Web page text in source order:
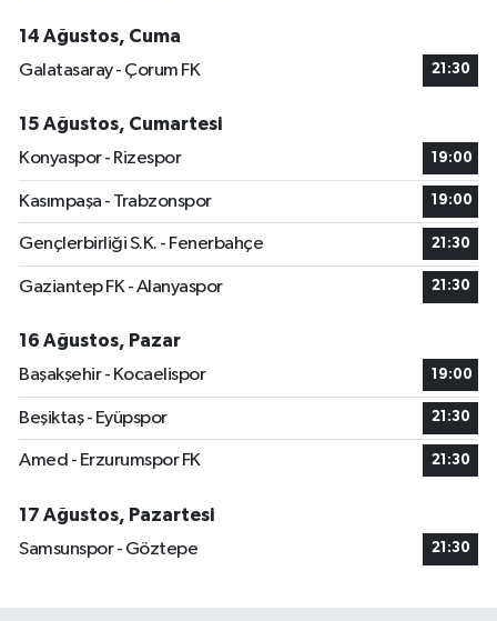
14 Ağustos, Cuma
Galatasaray - Çorum FK
21:30
15 Ağustos, Cumartesi
Konyaspor - Rizespor
19:00
Kasımpaşa - Trabzonspor 19:00
Gençlerbirliği S.K. - Fenerbahçe 21:30
Gaziantep FK - Alanyaspor 21:30
16 Ağustos, Pazar
Başakşehir - Kocaelispor
19:00
Beşiktaş - Eyüpspor 21:30
Amed - Erzurumspor FK 21:30
17 Ağustos, Pazartesi
Samsunspor - Göztepe
21:30